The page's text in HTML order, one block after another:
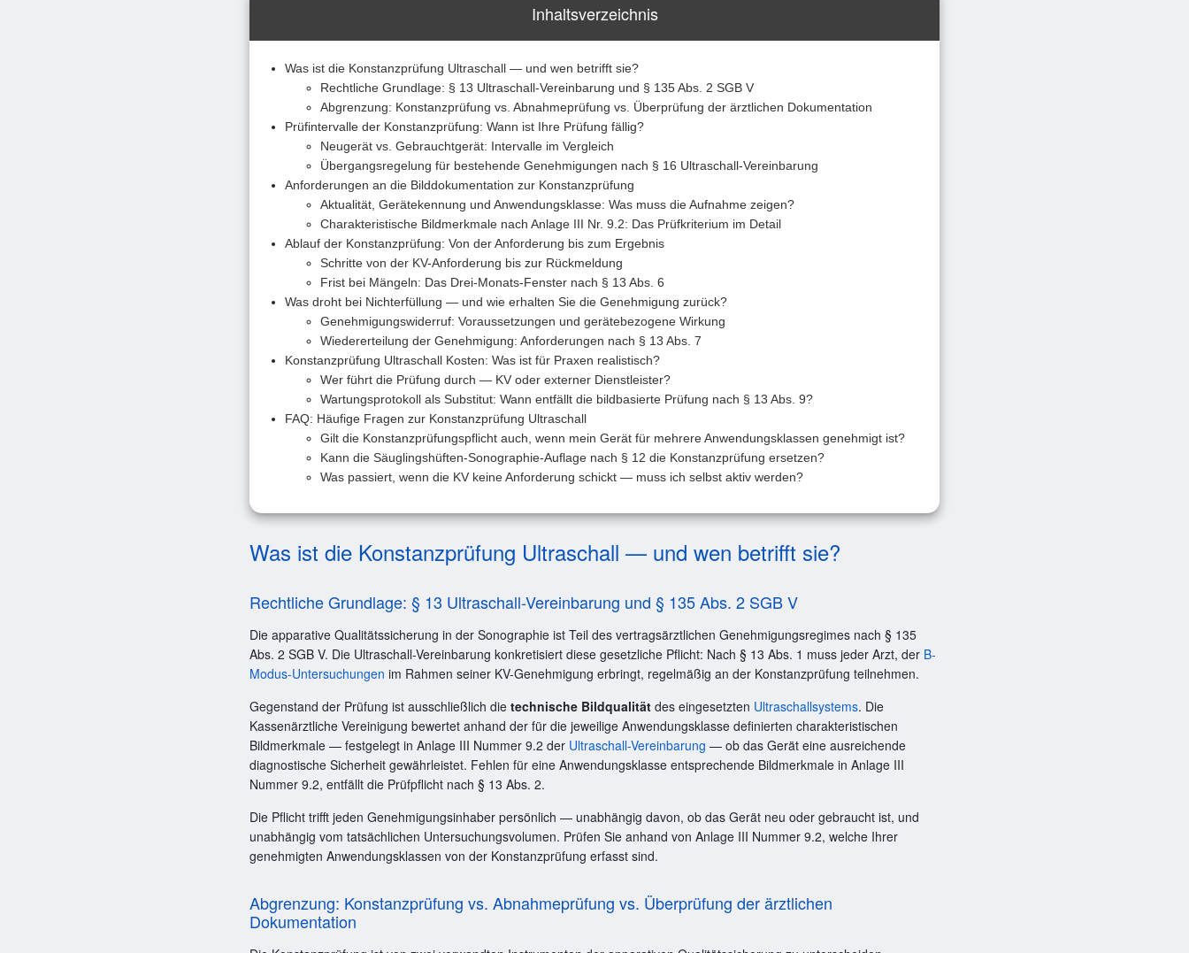
Inhaltsverzeichnis
Was ist die Konstanzprüfung Ultraschall — und wen betrifft sie?
Rechtliche Grundlage: § 13 Ultraschall-Vereinbarung und § 135 Abs. 2 SGB V
Abgrenzung: Konstanzprüfung vs. Abnahmeprüfung vs. Überprüfung der ärztlichen Dokumentation
Prüfintervalle der Konstanzprüfung: Wann ist Ihre Prüfung fällig?
Neugerät vs. Gebrauchtgerät: Intervalle im Vergleich
Übergangsregelung für bestehende Genehmigungen nach § 16 Ultraschall-Vereinbarung
Anforderungen an die Bilddokumentation zur Konstanzprüfung
Aktualität, Gerätekennung und Anwendungsklasse: Was muss die Aufnahme zeigen?
Charakteristische Bildmerkmale nach Anlage III Nr. 9.2: Das Prüfkriterium im Detail
Ablauf der Konstanzprüfung: Von der Anforderung bis zum Ergebnis
Schritte von der KV-Anforderung bis zur Rückmeldung
Frist bei Mängeln: Das Drei-Monats-Fenster nach § 13 Abs. 6
Was droht bei Nichterfüllung — und wie erhalten Sie die Genehmigung zurück?
Genehmigungswiderruf: Voraussetzungen und gerätebezogene Wirkung
Wiedererteilung der Genehmigung: Anforderungen nach § 13 Abs. 7
Konstanzprüfung Ultraschall Kosten: Was ist für Praxen realistisch?
Wer führt die Prüfung durch — KV oder externer Dienstleister?
Wartungsprotokoll als Substitut: Wann entfällt die bildbasierte Prüfung nach § 13 Abs. 9?
FAQ: Häufige Fragen zur Konstanzprüfung Ultraschall
Gilt die Konstanzprüfungspflicht auch, wenn mein Gerät für mehrere Anwendungsklassen genehmigt ist?
Kann die Säuglingshüften-Sonographie-Auflage nach § 12 die Konstanzprüfung ersetzen?
Was passiert, wenn die KV keine Anforderung schickt — muss ich selbst aktiv werden?
Was ist die Konstanzprüfung Ultraschall — und wen betrifft sie?
Rechtliche Grundlage: § 13 Ultraschall-Vereinbarung und § 135 Abs. 2 SGB V
Die apparative Qualitätssicherung in der Sonographie ist Teil des vertragsärztlichen Genehmigungsregimes nach § 135
Abs. 2 SGB V. Die Ultraschall-Vereinbarung konkretisiert diese gesetzliche Pflicht: Nach § 13 Abs. 1 muss jeder Arzt, der B-
Modus-Untersuchungen im Rahmen seiner KV-Genehmigung erbringt, regelmäßig an der Konstanzprüfung teilnehmen.
Gegenstand der Prüfung ist ausschließlich die technische Bildqualität des eingesetzten Ultraschallsystems. Die
Kassenärztliche Vereinigung bewertet anhand der für die jeweilige Anwendungsklasse definierten charakteristischen
Bildmerkmale — festgelegt in Anlage III Nummer 9.2 der Ultraschall-Vereinbarung — ob das Gerät eine ausreichende
diagnostische Sicherheit gewährleistet. Fehlen für eine Anwendungsklasse entsprechende Bildmerkmale in Anlage III
Nummer 9.2, entfällt die Prüfpflicht nach § 13 Abs. 2.
Die Pflicht trifft jeden Genehmigungsinhaber persönlich — unabhängig davon, ob das Gerät neu oder gebraucht ist, und
unabhängig vom tatsächlichen Untersuchungsvolumen. Prüfen Sie anhand von Anlage III Nummer 9.2, welche Ihrer
genehmigten Anwendungsklassen von der Konstanzprüfung erfasst sind.
Abgrenzung: Konstanzprüfung vs. Abnahmeprüfung vs. Überprüfung der ärztlichen
Dokumentation